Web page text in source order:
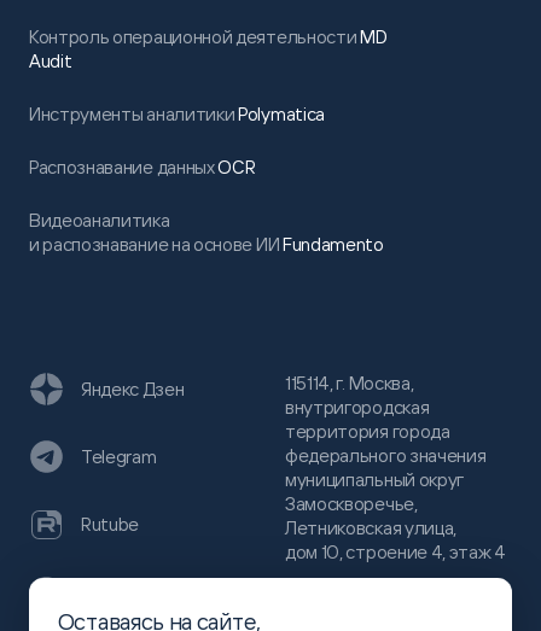
Контроль операционной деятельностиMD
Audit
Инструменты аналитикиPolymatica
Распознавание данныхOCR
Видеоаналитика
и распознавание на основе ИИFundamento
115114, г. Москва,
внутригородская
территория города
федерального значения
муниципальный округ
Замоскворечье,
Летниковская улица,
дом 10, строение 4, этаж 4
Яндекс Дзен
Telegram
Rutube
Оставаясь на сайте,